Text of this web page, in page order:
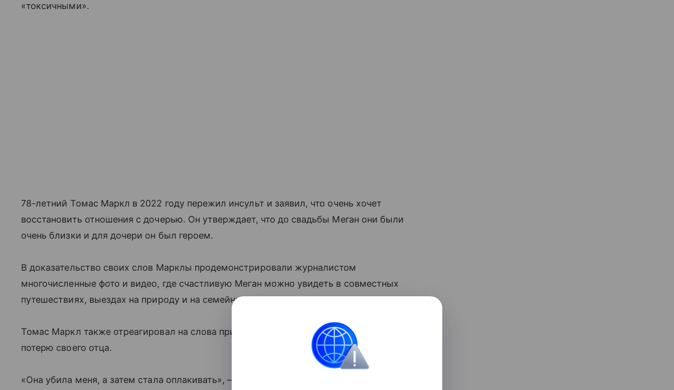
«токсичными».
78-летний Томас Маркл в 2022 году пережил инсульт и заявил, что очень хочет
восстановить отношения с дочерью. Он утверждает, что до свадьбы Меган они были
очень близки и для дочери он был героем.
В доказательство своих слов Марклы продемонстрировали журналистом
многочисленные фото и видео, где счастливую Меган можно увидеть в совместных
путешествиях, выездах на природу и на семейных торжествах.
Томас Маркл также отреагировал на слова принца Гарри о том, что Меган оплакивает
потерю своего отца.
«Она убила меня, а затем стала оплакивать», — Томас Маркл, отец Меган Маркл.